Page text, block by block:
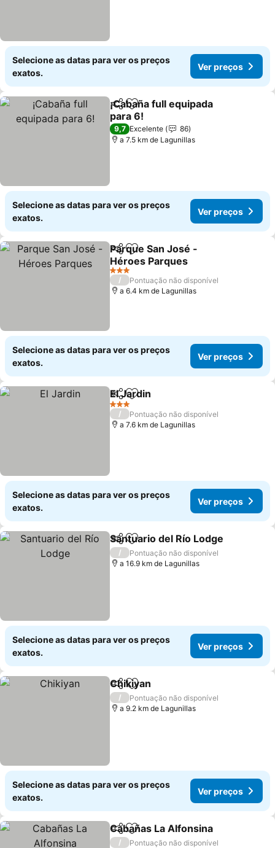
Selecione as datas para ver os preços
exatos.
Ver preços
PartilharAdicionar aos favoritos
¡Cabaña full equipada
para 6!
9,7 Excelente
86
a 7.5 km de Lagunillas
Selecione as datas para ver os preços
exatos.
Ver preços
PartilharAdicionar aos favoritos
Parque San José -
Héroes Parques
3 Estrelas
/
Pontuação não disponível
a 6.4 km de Lagunillas
Selecione as datas para ver os preços
exatos.
Ver preços
PartilharAdicionar aos favoritos
El Jardin
3 Estrelas
/
Pontuação não disponível
a 7.6 km de Lagunillas
Selecione as datas para ver os preços
exatos.
Ver preços
PartilharAdicionar aos favoritos
Santuario del Río Lodge
/
Pontuação não disponível
a 16.9 km de Lagunillas
Selecione as datas para ver os preços
exatos.
Ver preços
PartilharAdicionar aos favoritos
Chikiyan
/
Pontuação não disponível
a 9.2 km de Lagunillas
Selecione as datas para ver os preços
exatos.
Ver preços
PartilharAdicionar aos favoritos
Cabañas La Alfonsina
/
Pontuação não disponível